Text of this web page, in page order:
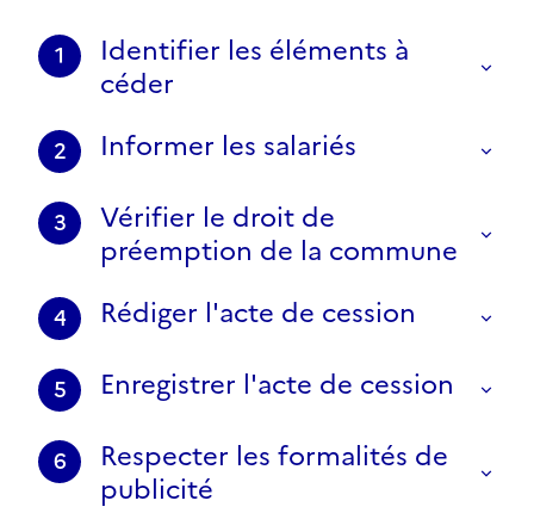
1
Identifier les éléments à
céder
2 Informer les salariés
3
Vérifier le droit de
préemption de la commune
4 Rédiger l'acte de cession
5 Enregistrer l'acte de cession
6
Respecter les formalités de
publicité